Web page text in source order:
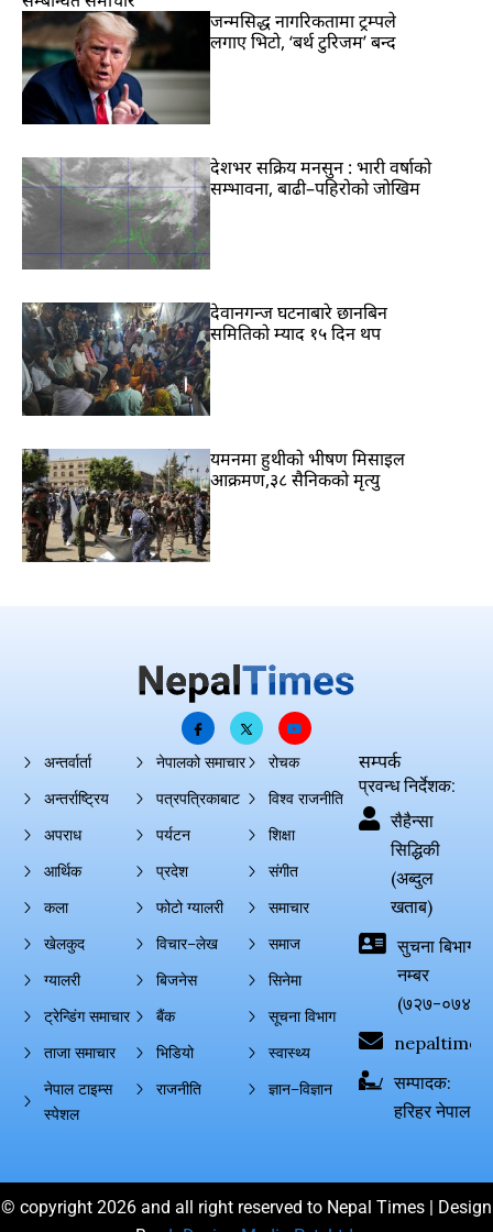
जन्मसिद्ध नागरिकतामा ट्रम्पले
लगाए भिटो, ‘बर्थ टुरिजम’ बन्द
देशभर सक्रिय मनसुन : भारी वर्षाको
सम्भावना, बाढी–पहिरोको जोखिम
देवानगन्ज घटनाबारे छानबिन
समितिको म्याद १५ दिन थप
यमनमा हुथीको भीषण मिसाइल
आक्रमण,३८ सैनिकको मृत्यु
अन्तर्वार्ता
अन्तर्राष्ट्रिय
अपराध
आर्थिक
कला
खेलकुद
ग्यालरी
ट्रेन्डिंग समाचार
ताजा समाचार
नेपाल टाइम्स
स्पेशल
नेपालको समाचार
पत्रपत्रिकाबाट
पर्यटन
प्रदेश
फोटो ग्यालरी
विचार–लेख
बिजनेस
बैंक
भिडियो
राजनीति
रोचक
विश्व राजनीति
शिक्षा
संगीत
समाचार
समाज
सिनेमा
सूचना विभाग
स्वास्थ्य
ज्ञान–विज्ञान
सम्पर्क
प्रवन्ध निर्देशक:
सैहैन्सा
सिद्धिकी
(अब्दुल
खताब)
सुचना बिभाग
नम्बर
(७२७-०७४-
सम्पादक:
हरिहर नेपाल
© copyright 2026 and all right reserved to Nepal Times | Design